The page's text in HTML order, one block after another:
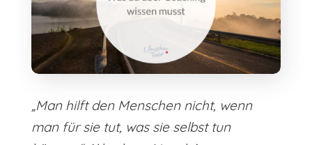
„Man hilft den Menschen nicht, wenn
man für sie tut, was sie selbst tun